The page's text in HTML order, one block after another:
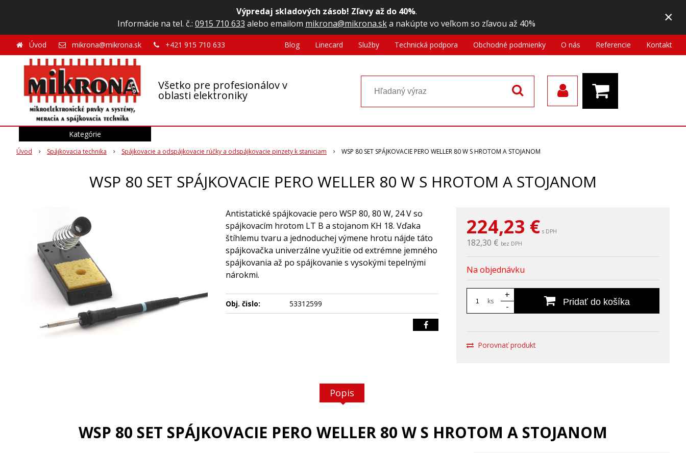
Výpredaj skladových zásob! Zľavy až do 40%.
Informácie na tel. č.: 0915 710 633 alebo emailom mikrona@mikrona.ska nakúpte vo veľkom so zľavou až 40% ×
Všetko pre profesionálov v
oblasti elektroniky
Úvod mikrona@mikrona.sk +421 915 710 633 Blog Linecard Služby Technická podpora Obchodné podmienky O nás Referencie Kontakt
Úvod Spájkovacia technika Spájkovacie a odspájkovacie rúčky a odspájkovacie pinzety k staniciam WSP 80 SET SPÁJKOVACIE PERO WELLER 80 W S HROTOM A STOJANOM
WSP 80 SET SPÁJKOVACIE PERO WELLER 80 W S HROTOM A STOJANOM
224,23 € s DPH
182,30 € bez DPH
Na objednávku
ks
+
-
Pridať do košíka
Porovnať produkt
Antistatické spájkovacie pero WSP 80, 80 W, 24 V so
spájkovacím hrotom LT B a stojanom KH 18. Vďaka
štíhlemu tvaru a jednoduchej výmene hrotu nájde táto
spájkovačka univerzálne využitie od extrémne jemného
spájkovania až po spájkovanie s vysokými tepelnými
nárokmi.
Obj. čislo: 53312599
Popis
WSP 80 SET SPÁJKOVACIE PERO WELLER 80 W S HROTOM A STOJANOM
Kategórie